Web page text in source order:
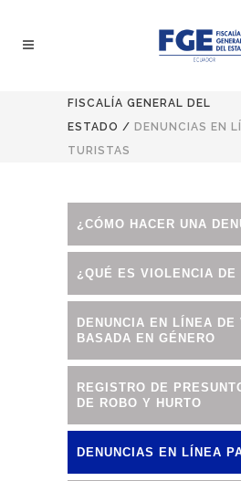
FISCALÍA GENERAL DEL
ESTADO / DENUNCIAS EN
TURISTAS
¿CÓMO HACER UNA
¿QUÉ ES VIOLENCIA DE
DENUNCIA EN LÍNEA DE
BASADA EN GÉNERO
REGISTRO DE
DE ROBO Y HURTO
DENUNCIAS EN LÍNEA